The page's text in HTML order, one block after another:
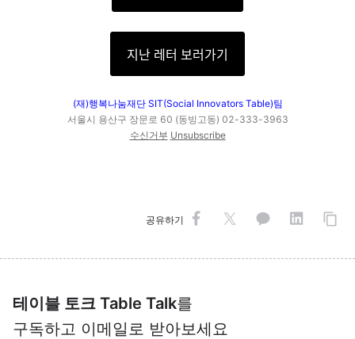
지난 레터 보러가기
(재)행복나눔재단 SIT(Social Innovators Table)팀
서울시 용산구 장문로 60 (동빙고동) 02-333-3963
수신거부 Unsubscribe
공유하기
테이블 토크 Table Talk를
구독하고 이메일로 받아보세요